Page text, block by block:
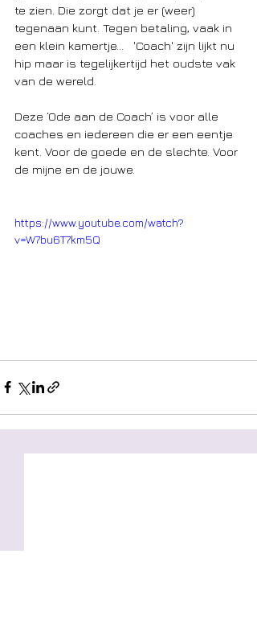
te zien. Die zorgt dat je er (weer)
tegenaan kunt. Tegen betaling, vaak in
een klein kamertje...   'Coach' zijn lijkt nu
hip maar is tegelijkertijd het oudste vak
van de wereld.
Deze ‘Ode aan de Coach’ is voor alle
coaches en iedereen die er een eentje
kent. Voor de goede en de slechte. Voor
de mijne en de jouwe.
https://www.youtube.com/watch?
v=W7bu6T7km5Q